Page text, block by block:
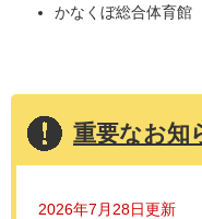
かなくぼ総合体育館
重要なお知
2026年7月28日更新